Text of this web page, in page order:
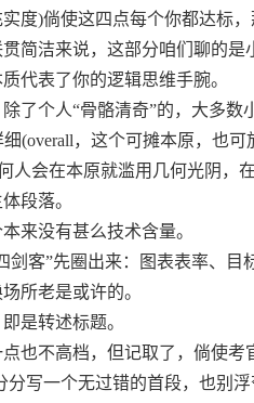
度)倘使这四点每个你都达标
简洁来说，这部分咱们聊的是
代表了你的逻辑思维手腕。
了个人“骨骼清奇”的，大多数
(overall，这个可摊本原，也
人会在本原就滥用几何光阴，
段落。
来没有甚么技术含量。
剑客”先圈出来：图表表率、
所老是或许的。
是转述标题。
也不高档，但记取了，倘使
写一个无过错的首段，也别浮